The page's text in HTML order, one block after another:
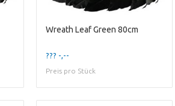
Wreath Leaf Green 80cm
??? -,--
Preis pro Stück